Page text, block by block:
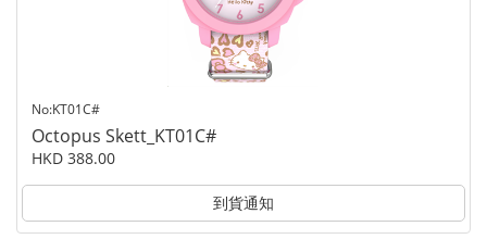
No:KT01C#
Octopus Skett_KT01C#
HKD 388.00
到貨通知